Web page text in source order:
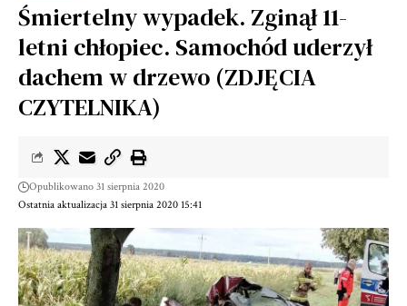
Śmiertelny wypadek. Zginął 11-
letni chłopiec. Samochód uderzył
dachem w drzewo (ZDJĘCIA
CZYTELNIKA)
Ostatnia aktualizacja 31 sierpnia 2020 15:41
Opublikowano 31 sierpnia 2020